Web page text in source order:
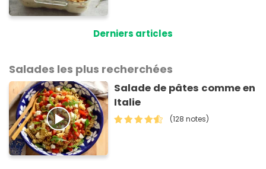
Derniers articles
Salades les plus recherchées
Salade de pâtes comme en
Italie
(128 notes)